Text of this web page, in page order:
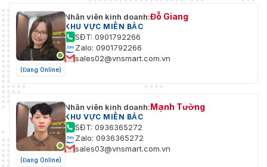
(Đang Online)
Nhân viên kinh doanh:Đỗ Giang
KHU VỰC MIỀN BẮC
SĐT: 0901792266
Zalo: 0901792266
sales02@vnsmart.com.vn
(Đang Online)
Nhân viên kinh doanh:Mạnh Tường
KHU VỰC MIỀN BẮC
SĐT: 0936365272
Zalo: 0936365272
sales03@vnsmart.com.vn